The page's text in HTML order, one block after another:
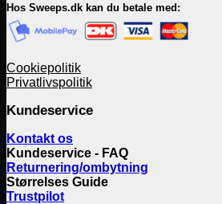
Hos Sweeps.dk kan du betale med:
Cookiepolitik
Privatlivspolitik
Kundeservice
Kontakt os
Kundeservice - FAQ
Returnering/ombytning
Størrelses Guide
Trustpilot